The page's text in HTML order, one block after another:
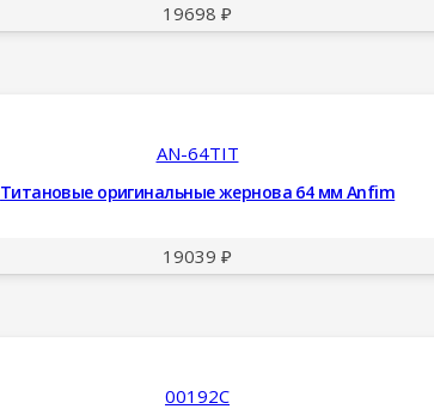
19698 ₽
AN-64TIT
Титановые оригинальные жернова 64 мм Anfim
19039 ₽
00192C